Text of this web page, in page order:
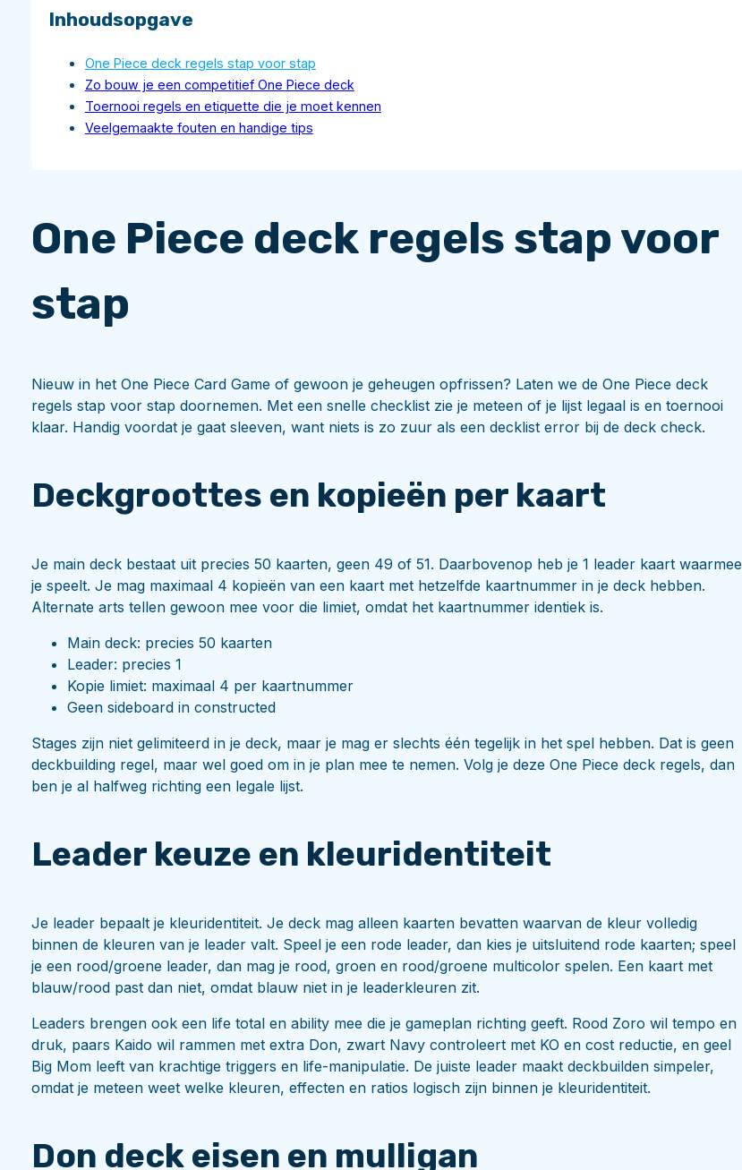
Inhoudsopgave
One Piece deck regels stap voor stap
Zo bouw je een competitief One Piece deck
Toernooi regels en etiquette die je moet kennen
Veelgemaakte fouten en handige tips
One Piece deck regels stap voor
stap
Nieuw in het One Piece Card Game of gewoon je geheugen opfrissen? Laten we de One Piece deck
regels stap voor stap doornemen. Met een snelle checklist zie je meteen of je lijst legaal is en toernooi
klaar. Handig voordat je gaat sleeven, want niets is zo zuur als een decklist error bij de deck check.
Deckgroottes en kopieën per kaart
Je main deck bestaat uit precies 50 kaarten, geen 49 of 51. Daarbovenop heb je 1 leader kaart waarmee
je speelt. Je mag maximaal 4 kopieën van een kaart met hetzelfde kaartnummer in je deck hebben.
Alternate arts tellen gewoon mee voor die limiet, omdat het kaartnummer identiek is.
Main deck: precies 50 kaarten
Leader: precies 1
Kopie limiet: maximaal 4 per kaartnummer
Geen sideboard in constructed
Stages zijn niet gelimiteerd in je deck, maar je mag er slechts één tegelijk in het spel hebben. Dat is geen
deckbuilding regel, maar wel goed om in je plan mee te nemen. Volg je deze One Piece deck regels, dan
ben je al halfweg richting een legale lijst.
Leader keuze en kleuridentiteit
Je leader bepaalt je kleuridentiteit. Je deck mag alleen kaarten bevatten waarvan de kleur volledig
binnen de kleuren van je leader valt. Speel je een rode leader, dan kies je uitsluitend rode kaarten; speel
je een rood/groene leader, dan mag je rood, groen en rood/groene multicolor spelen. Een kaart met
blauw/rood past dan niet, omdat blauw niet in je leaderkleuren zit.
Leaders brengen ook een life total en ability mee die je gameplan richting geeft. Rood Zoro wil tempo en
druk, paars Kaido wil rammen met extra Don, zwart Navy controleert met KO en cost reductie, en geel
Big Mom leeft van krachtige triggers en life-manipulatie. De juiste leader maakt deckbuilden simpeler,
omdat je meteen weet welke kleuren, effecten en ratios logisch zijn binnen je kleuridentiteit.
Don deck eisen en mulligan